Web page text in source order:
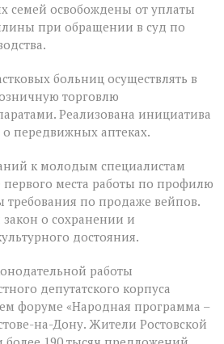
семей освобождены от уплаты
при обращении в суд по
больниц осуществлять в
торговлю
Реализована инициатива
передвижных аптеках.
к молодым специалистам
первого места работы по профилю
требования по продаже вейпов.
о сохранении и
достояния.
работы
депутатского корпуса
форуме «Народная программа –
на-Дону. Жители Ростовской